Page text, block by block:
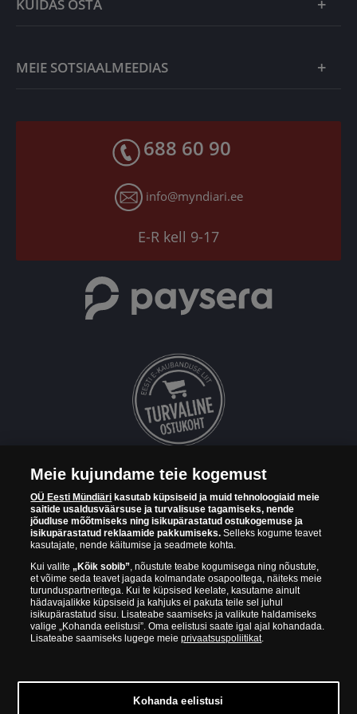
KUIDAS OSTA
Toodete kohaletoimetamine
MEIE SOTSIAALMEEDIAS
Facebook
688 60 90
info@myndiari.ee
E-R kell 9-17
OÜ Eesti Mündiäri on maailma tuntumate rahapajade
kollektsioonimüntide ja -medalite levitaja Eestis. OÜ Eesti Mündiäri
kuulub ettevõttele "Samlerhuset Group“.
Euroopa ühel suuremal mündilevitajate grupil "Samlerhuset
Group" on allüksused 14 Euroopa riigis. Ettevõtete grupile kuulub
Norra vanim, endine riiklik rahapaja, mis tegutseb alates 1686.
aastast. Norra mündikoda valmistab mõningaid ametlikke Norra ja
teiste riikide münte ning vermib igal aastal ka Nobeli rahupreemia
medaleid.
OÜ Eesti Mündiäri spetsialistid täiendavad pidevalt oma teadmisi,
Meie kujundame teie kogemust
OÜ Eesti Mündiäri kasutab küpsiseid ja muid tehnoloogiaid meie
saitide usaldusväärsuse ja turvalisuse tagamiseks, nende
jõudluse mõõtmiseks ning isikupärastatud ostukogemuse ja
isikupärastatud reklaamide pakkumiseks. Selleks kogume teavet
kasutajate, nende käitumise ja seadmete kohta.
Kui valite „Kõik sobib”, nõustute teabe kogumisega ning nõustute,
et võime seda teavet jagada kolmandate osapooltega, näiteks meie
turunduspartneritega. Kui te küpsised keelate, kasutame ainult
hädavajalikke küpsiseid ja kahjuks ei pakuta teile sel juhul
isikupärastatud sisu. Lisateabe saamiseks ja valikute haldamiseks
valige „Kohanda eelistusi”. Oma eelistusi saate igal ajal kohandada.
Lisateabe saamiseks lugege meieprivaatsuspoliitikat.
Kohanda eelistusi